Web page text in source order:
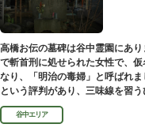
高橋お伝の墓碑は谷中霊園にあ
で斬首刑に処せられた女性で、
なり、「明治の毒婦」と呼ばれ
という評判があり、三味線を習
といわれています。
谷中エリア